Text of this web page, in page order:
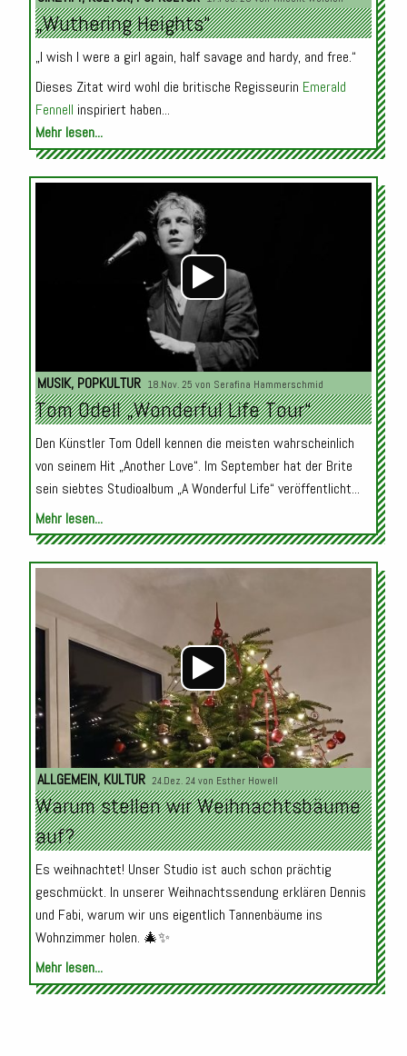
„Wuthering Heights“
„I wish I were a girl again, half savage and hardy, and free.“
Dieses Zitat wird wohl die britische Regisseurin Emerald
Fennell inspiriert haben...
Mehr lesen...
Audio-
Player
MUSIK, POPKULTUR 18.Nov. 25 von Serafina Hammerschmid
Tom Odell „Wonderful Life Tour“
Den Künstler Tom Odell kennen die meisten wahrscheinlich
von seinem Hit „Another Love“. Im September hat der Brite
sein siebtes Studioalbum „A Wonderful Life“ veröffentlicht...
Mehr lesen...
Audio-
Player
ALLGEMEIN, KULTUR 24.Dez. 24 von Esther Howell
Warum stellen wir Weihnachtsbäume
auf?
Es weihnachtet! Unser Studio ist auch schon prächtig
geschmückt. In unserer Weihnachtssendung erklären Dennis
und Fabi, warum wir uns eigentlich Tannenbäume ins
Wohnzimmer holen. 🎄✨
Mehr lesen...